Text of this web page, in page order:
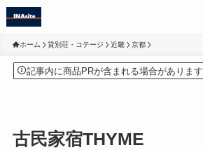
ホーム 貸別荘・コテージ 近畿 京都
記事内に商品PRが含まれる場合があります
古民家宿THYME